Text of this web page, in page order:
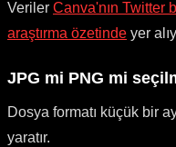
Veriler Canva'nın Twitter
araştırma özetinde yer
JPG mi PNG mi
Dosya formatı küçük bir
yaratır.